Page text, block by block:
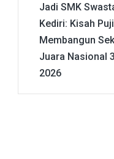
Jadi SMK
Kediri: Kisah
Membangun
Juara Nasional
2026